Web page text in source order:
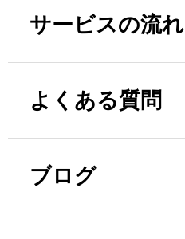
サービスの流れ
よくある質問
ブログ